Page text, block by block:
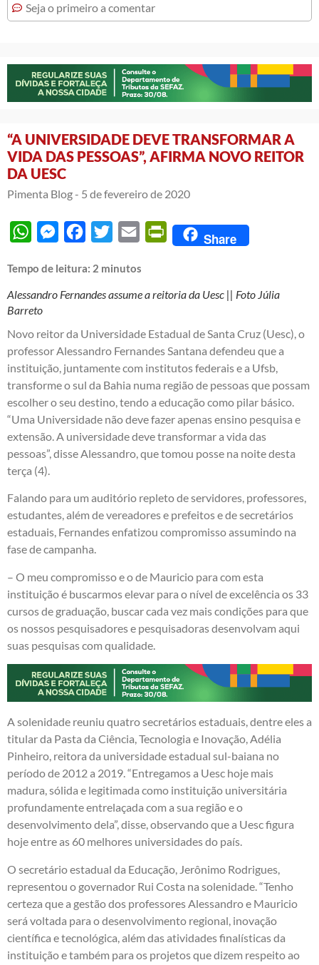
Seja o primeiro a comentar
“A UNIVERSIDADE DEVE TRANSFORMAR A
VIDA DAS PESSOAS”, AFIRMA NOVO REITOR
DA UESC
Pimenta Blog - 5 de fevereiro de 2020
WhatsAppMessengerFacebook
Twitter Email PrintFriendly
Share
Tempo de leitura: 2 minutos
Alessandro Fernandes assume a reitoria da Uesc || Foto Júlia
Barreto
Novo reitor da Universidade Estadual de Santa Cruz (Uesc), o
professor Alessandro Fernandes Santana defendeu que a
instituição, juntamente com institutos federais e a Ufsb,
transforme o sul da Bahia numa região de pessoas que possam
escolher o seu destino, tendo a educação como pilar básico.
“Uma Universidade não deve fazer apenas ensino pesquisa e
extensão. A universidade deve transformar a vida das
pessoas”, disse Alessandro, que tomou posse na noite desta
terça (4).
Falando para um auditório repleto de servidores, professores,
estudantes, além de vereadores e prefeitos e de secretários
estaduais, Fernandes enfatizou compromisso assumindo na
fase de campanha.
– O meu compromisso e o de Mauricio para com esta
instituição é buscarmos elevar para o nível de excelência os 33
cursos de graduação, buscar cada vez mais condições para que
os nossos pesquisadores e pesquisadoras desenvolvam aqui
suas pesquisas com qualidade.
A solenidade reuniu quatro secretários estaduais, dentre eles a
titular da Pasta da Ciência, Tecnologia e Inovação, Adélia
Pinheiro, reitora da universidade estadual sul-baiana no
período de 2012 a 2019. “Entregamos a Uesc hoje mais
madura, sólida e legitimada como instituição universitária
profundamente entrelaçada com a sua região e o
desenvolvimento dela”, disse, observando que a Uesc figura
hoje entre as 60 melhores universidades do país.
O secretário estadual da Educação, Jerônimo Rodrigues,
representou o governador Rui Costa na solenidade. “Tenho
certeza que a gestão dos professores Alessandro e Mauricio
será voltada para o desenvolvimento regional, inovação
científica e tecnológica, além das atividades finalísticas da
instituição e também para os projetos que dizem respeito ao